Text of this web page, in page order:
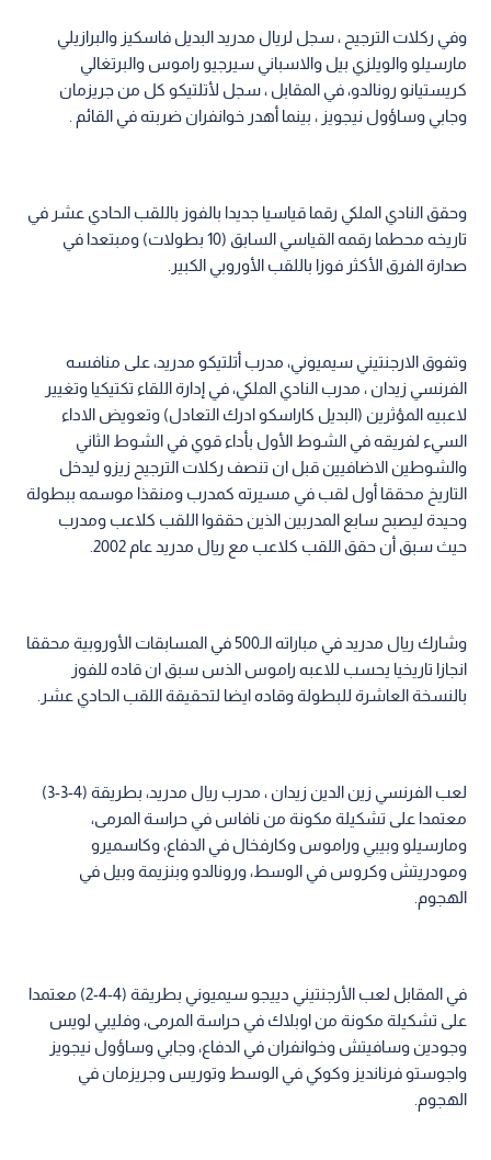
وفي ركلات الترجيح ، سجل لريال مدريد البديل فاسكيز والبرازيلي
مارسيلو والويلزي بيل والاسباني سيرجيو راموس والبرتغالي
كريستيانو رونالدو، في المقابل ، سجل لأتلتيكو كل من جريزمان
وجابي وساؤول نيجويز ، بينما أهدر خوانفران ضربته في القائم .
وحقق النادي الملكي رقما قياسيا جديدا بالفوز باللقب الحادي عشر في
تاريخه محطما رقمه القياسي السابق (10 بطولات) ومبتعدا في
صدارة الفرق الأكثر فوزا باللقب الأوروبي الكبير.
وتفوق الارجنتيني سيميوني، مدرب أتلتيكو مدريد، على منافسه
الفرنسي زيدان ، مدرب النادي الملكي، في إدارة اللقاء تكتيكيا وتغيير
لاعبيه المؤثرين (البديل كاراسكو ادرك التعادل) وتعويض الاداء
السيء لفريقه في الشوط الأول بأداء قوي في الشوط الثاني
والشوطين الاضافيين قبل ان تنصف ركلات الترجيح زيزو ليدخل
التاريخ محققا أول لقب في مسيرته كمدرب ومنقذا موسمه ببطولة
وحيدة ليصبح سابع المدربين الذين حققوا اللقب كلاعب ومدرب
حيث سبق أن حقق اللقب كلاعب مع ريال مدريد عام 2002.
وشارك ريال مدريد في مباراته الـ500 في المسابقات الأوروبية محققا
انجازا تاريخيا يحسب للاعبه راموس الذس سبق ان قاده للفوز
بالنسخة العاشرة للبطولة وقاده ايضا لتحقيقة اللقب الحادي عشر.
لعب الفرنسي زين الدين زيدان ، مدرب ريال مدريد، بطريقة (4-3-3)
معتمدا على تشكيلة مكونة من نافاس في حراسة المرمى،
ومارسيلو وبيبي وراموس وكارفخال في الدفاع، وكاسميرو
ومودريتش وكروس في الوسط، ورونالدو وبنزيمة وبيل في
الهجوم.
في المقابل لعب الأرجنتيني دييجو سيميوني بطريقة (4-4-2) معتمدا
على تشكيلة مكونة من اوبلاك في حراسة المرمى، وفليبي لويس
وجودين وسافيتش وخوانفران في الدفاع، وجابي وساؤول نيجويز
واجوستو فرنانديز وكوكي في الوسط وتوريس وجريزمان في
الهجوم.